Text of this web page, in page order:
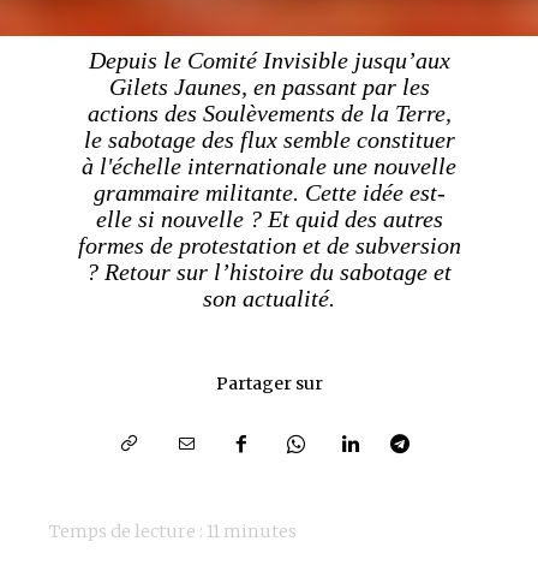
Depuis le Comité Invisible jusqu’aux
Gilets Jaunes, en passant par les
actions des Soulèvements de la Terre,
le sabotage des flux semble constituer
à l'échelle internationale une nouvelle
grammaire militante. Cette idée est-
elle si nouvelle ? Et quid des autres
formes de protestation et de subversion
? Retour sur l’histoire du sabotage et
son actualité.
Partager sur
Temps de lecture : 11 minutes